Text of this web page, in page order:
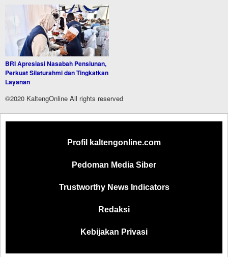
BRI Apresiasi Nasabah Pensiunan,
Perkuat Silaturahmi dan Tingkatkan
Layanan
©2020 KaltengOnline All rights reserved
Profil kaltengonline.com
Pedoman Media Siber
Trustworthy News Indicators
Redaksi
Kebijakan Privasi